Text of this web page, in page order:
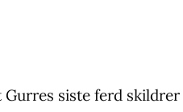
siste ferd skildrer